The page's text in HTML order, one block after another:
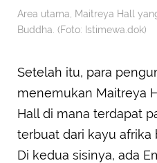
Area utama, Maitreya Hall
Buddha. (Foto: Istimewa.dok)
Setelah itu, para
menemukan Maitreya
Hall di mana terdapat
terbuat dari kayu afrika
Di kedua sisinya, ada